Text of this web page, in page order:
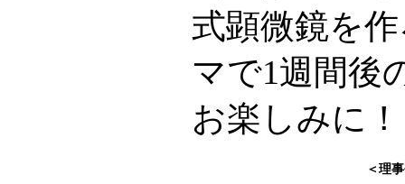
式顕微鏡を
マで1週間後
お楽しみに！
＜理